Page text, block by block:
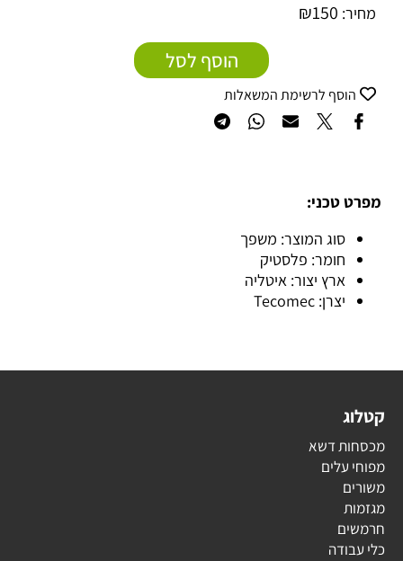
מחיר: ₪150
הוסף לסל
הוסף לרשימת המשאלות
מפרט טכני:
סוג המוצר: משפך
חומר: פלסטיק
ארץ יצור: איטליה
יצרן: Tecomec
קטלוג
מכסחות דשא
מפוחי עלים
משורים
מגזמות
חרמשים
כלי עבודה